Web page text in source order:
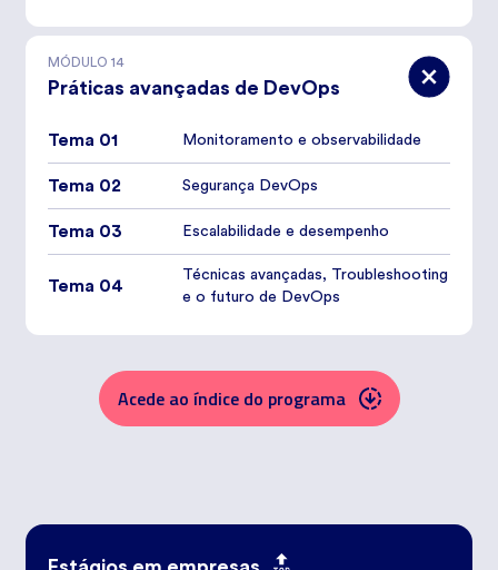
MÓDULO 14
Práticas avançadas de DevOps
Tema 01 Monitoramento e observabilidade
Tema 02 Segurança DevOps
Tema 03 Escalabilidade e desempenho
Tema 04
Técnicas avançadas, Troubleshooting
e o futuro de DevOps
Acede ao índice do programa